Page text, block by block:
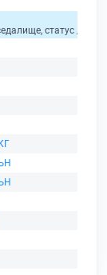
статус /